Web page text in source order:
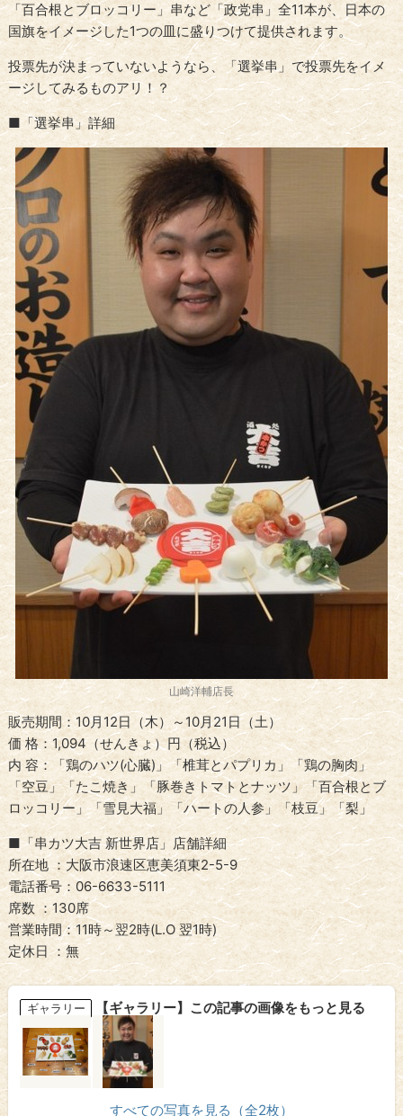
「百合根とブロッコリー」串など「政党串」全11本が、日本の
国旗をイメージした1つの皿に盛りつけて提供されます。
投票先が決まっていないようなら、「選挙串」で投票先をイメ
ージしてみるものアリ！？
■「選挙串」詳細
山崎洋輔店長
販売期間：10月12日（木）～10月21日（土）
価 格：1,094（せんきょ）円（税込）
内 容：「鶏のハツ(心臓)」「椎茸とパプリカ」「鶏の胸肉」
「空豆」「たこ焼き」「豚巻きトマトとナッツ」「百合根とブ
ロッコリー」「雪見大福」「ハートの人参」「枝豆」「梨」
■「串カツ大吉 新世界店」店舗詳細
所在地 ：大阪市浪速区恵美須東2-5-9
電話番号：06-6633-5111
席数 ：130席
営業時間：11時～翌2時(L.O 翌1時)
定休日 ：無
ギャラリー 【ギャラリー】この記事の画像をもっと見る
すべての写真を見る（全2枚）